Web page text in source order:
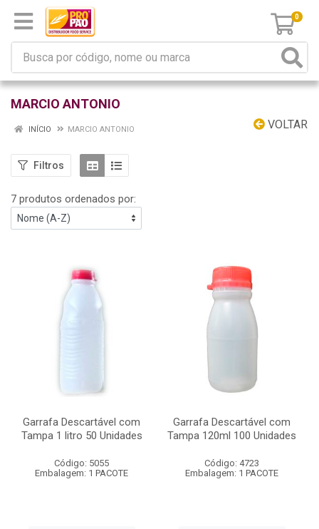
0
MARCIO ANTONIO
VOLTAR
INÍCIO MARCIO ANTONIO
Filtros
7 produtos ordenados por:
Garrafa Descartável com
Tampa 1 litro 50 Unidades
Código: 5055
Embalagem: 1 PACOTE
Garrafa Descartável com
Tampa 120ml 100 Unidades
Código: 4723
Embalagem: 1 PACOTE